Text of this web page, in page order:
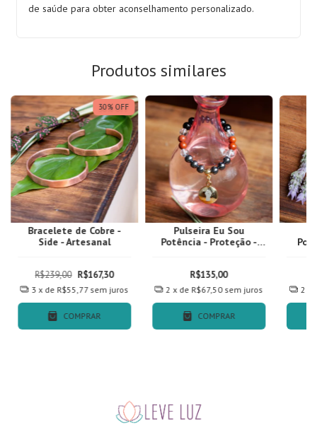
de saúde para obter aconselhamento personalizado.
Produtos similares
30% OFF
Bracelete de Cobre -
Side - Artesanal
R$239,00 R$167,30
3 x de R$55,77 sem juros
COMPRAR
Pulseira Eu Sou
Potência - Proteção -
R$135,00
2 x de R$67,50 sem juros
COMPRAR
2